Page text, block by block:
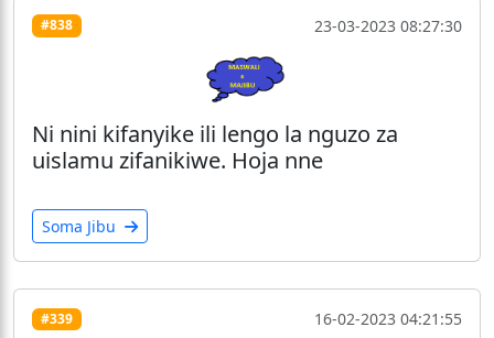
#838 23-03-2023 08:27:30
Ni nini kifanyike ili lengo la nguzo za
uislamu zifanikiwe. Hoja nne
Soma Jibu
#339 16-02-2023 04:21:55